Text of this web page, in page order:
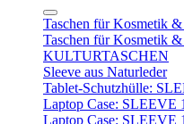
Taschen für Kosmetik
Taschen für Kosmetik
KULTURTASCHEN
Sleeve aus Naturleder
Tablet-Schutzhülle:
Laptop Case: SLEEVE
Laptop Case: SLEEVE